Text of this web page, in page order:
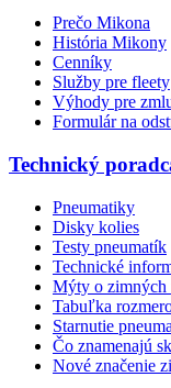
Prečo Mikona
História Mikony
Cenníky
Služby pre fleety
Výhody pre
Formulár na
Technický
Pneumatiky
Disky kolies
Testy pneumatík
Technické
Mýty o zimných
Tabuľka
Starnutie
Čo znamenajú
Nové značenie